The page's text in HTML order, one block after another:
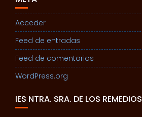
Acceder
Feed de entradas
Feed de comentarios
WordPress.org
IES NTRA. SRA. DE LOS REMEDIOS